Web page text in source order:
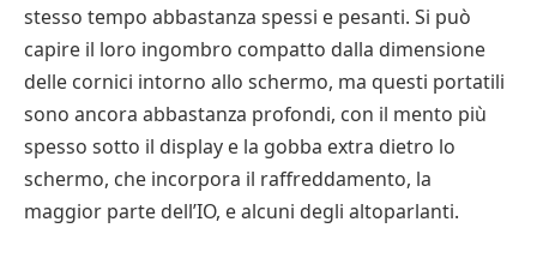
stesso tempo abbastanza spessi e pesanti. Si può
capire il loro ingombro compatto dalla dimensione
delle cornici intorno allo schermo, ma questi portatili
sono ancora abbastanza profondi, con il mento più
spesso sotto il display e la gobba extra dietro lo
schermo, che incorpora il raffreddamento, la
maggior parte dell’IO, e alcuni degli altoparlanti.